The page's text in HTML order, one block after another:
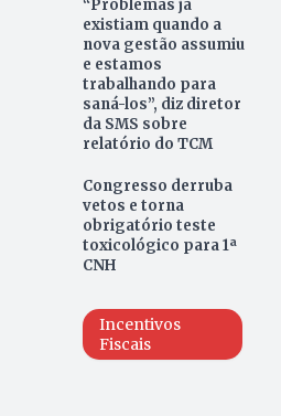
“Problemas já
existiam quando a
nova gestão assumiu
e estamos
trabalhando para
saná-los”, diz diretor
da SMS sobre
relatório do TCM
Congresso derruba
vetos e torna
obrigatório teste
toxicológico para 1ª
CNH
Incentivos
Fiscais